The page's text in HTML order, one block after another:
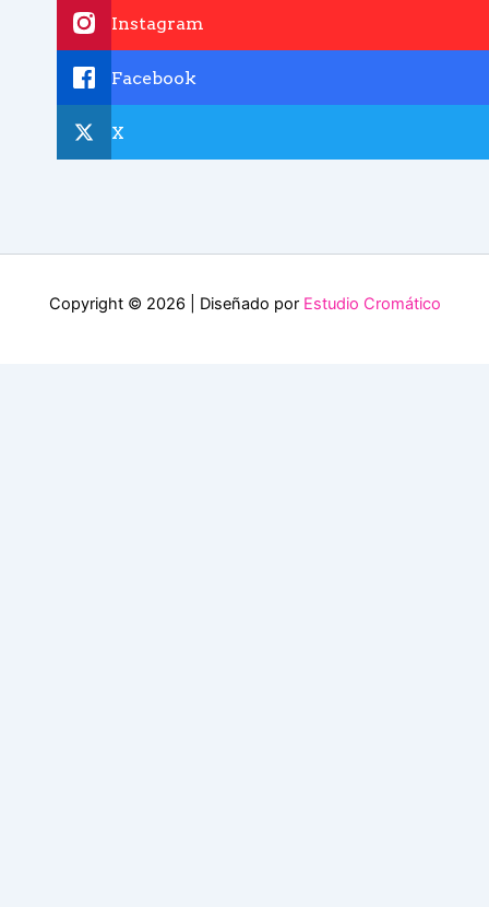
Instagram
Facebook
X
Copyright © 2026 | Diseñado por Estudio Cromático